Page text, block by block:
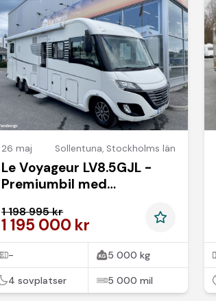
26 maj Sollentuna, Stockholms län
Le Voyageur LV8.5GJL -
Premiumbil med
1 198 995 kr
1 195 000 kr
- 5 000 kg
4 sovplatser 5 000 mil